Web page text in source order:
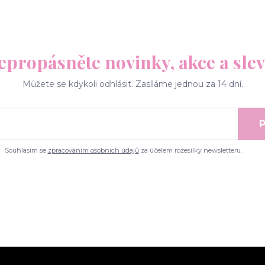
novinky, akce a
Můžete se kdykoli odhlásit. Zasíláme jednou za 14 dní.
Souhlasím se zpracováním osobních údajůza účelem rozesílky newsletteru.